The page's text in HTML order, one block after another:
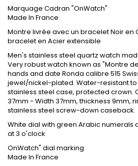
Marquage Cadran "OnWatch"
Made In France
Montre livrée avec un bracelet Noir en
bracelet en Acier extensible
Men's stainless steel quartz watch
Very robust watch known as "Montre
hands and date Ronda calibre 515
jewel/nickel-plated. Water-resistant to
stainless steel case, protected crown.
37mm - Width 37mm, thickness 9mm,
stainless steel screw-down caseback.
White dial with green Arabic numerals
at 3 o'clock
OnWatch" dial marking
Made In France